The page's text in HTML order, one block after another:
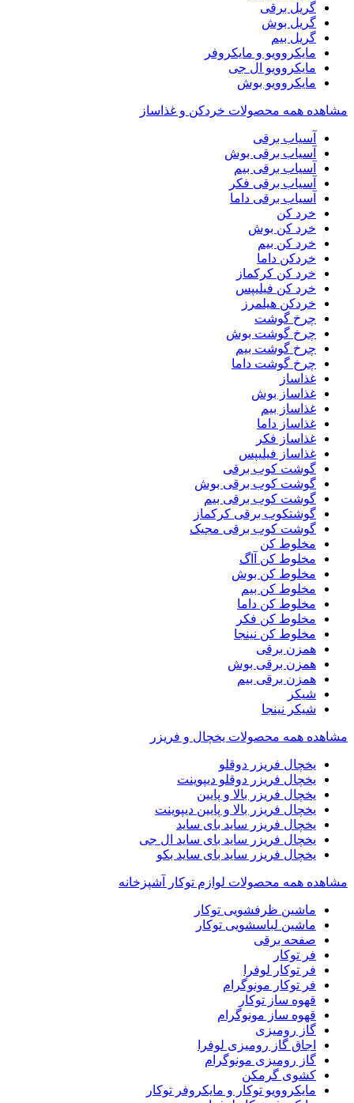
گریل برقی
گریل بوش
گریل بیم
مایکروویو و مایکروفر
مایکروویو ال جی
مایکروویو بوش
مشاهده همه محصولات خردکن و غذاساز
آسیاب برقی
آسیاب برقی بوش
آسیاب برقی بیم
آسیاب برقی فکر
آسیاب برقی داما
خرد کن
خرد کن بوش
خرد کن بیم
خردکن داما
خرد کن کرکماز
خرد کن فیلیپس
خردکن هیلمرز
چرخ گوشت
چرخ گوشت بوش
چرخ گوشت بیم
چرخ گوشت داما
غذاساز
غذاساز بوش
غذاساز بیم
غذاساز داما
غذاساز فکر
غذاساز فیلیپس
گوشت کوب برقی
گوشت کوب برقی بوش
گوشت کوب برقی بیم
گوشتکوب برقی کرکماز
گوشت کوب برقی مجیک
مخلوط کن
مخلوط کن آاگ
مخلوط کن بوش
مخلوط کن بیم
مخلوط کن داما
مخلوط کن فکر
مخلوط کن نینجا
همزن برقی
همزن برقی بوش
همزن برقی بیم
شیکر
شیکر نینجا
مشاهده همه محصولات یخچال و فریزر
یخچال فریزر دوقلو
یخچال فریزر دوقلو دیپوینت
یخچال فریزر بالا و پایین
یخچال فریزر بالا و پایین دیپوینت
یخچال فریزر ساید بای ساید
یخچال فریزر ساید بای ساید ال جی
یخچال فریزر ساید بای ساید بکو
مشاهده همه محصولات لوازم توکار آشپزخانه
ماشین ظرفشویی توکار
ماشین لباسشویی توکار
صفحه برقی
فر توکار
فر توکار لوفرا
فر توکار مونوگرام
قهوه ساز توکار
قهوه ساز مونوگرام
گاز رومیزی
اجاق گاز رومیزی لوفرا
گاز رومیزی مونوگرام
کشوی گرمکن
مایکروویو توکار و مایکروفر توکار